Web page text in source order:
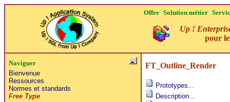
Offre Solution métier
Up !
pour
Naviguer
Bienvenue
Ressources
Normes et standards
Free Type
FT_Outline_Render
Prototypes...
Description...